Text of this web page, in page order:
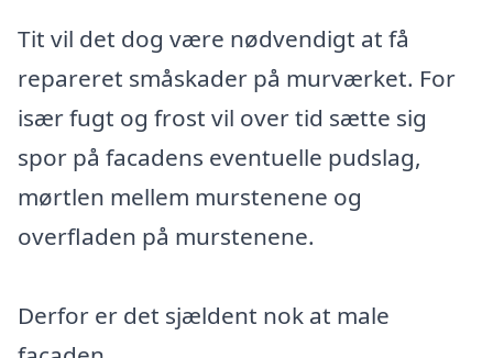
Tit vil det dog være nødvendigt at få
repareret småskader på murværket. For
især fugt og frost vil over tid sætte sig
spor på facadens eventuelle pudslag,
mørtlen mellem murstenene og
overfladen på murstenene.
Derfor er det sjældent nok at male